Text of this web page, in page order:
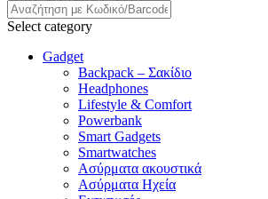
Select category
Gadget
Backpack – Σακίδιο
Headphones
Lifestyle & Comfort
Powerbank
Smart Gadgets
Smartwatches
Ασύρματα ακουστικά
Ασύρματα Ηχεία